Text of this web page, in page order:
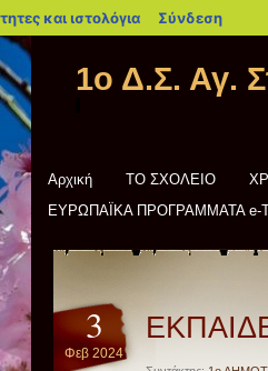
και ιστολόγια blogs.sch.gr
Σύνδεση
1ο Δ.Σ. Αγ.
Αρχική ΤΟ ΣΧΟΛΕΙΟ
ΕΥΡΩΠΑΪΚΑ ΠΡΟΓΡΑΜΜΑΤΑ e-
3
Φεβ 2024